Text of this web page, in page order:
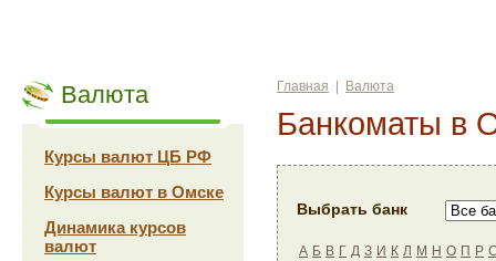
Валюта
Курсы валют ЦБ РФ
Курсы валют в Омске
Динамика курсов
валют
Главная Валюта
Банкоматы в
Выбрать банк
А Б В Г Д З И К Л М Н О П Р